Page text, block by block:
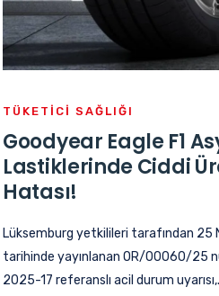
TÜKETICI SAĞLIĞI
Goodyear Eagle F1
Lastiklerinde Ciddi
Hatası!
Lüksemburg yetkilileri tarafından 25
tarihinde yayınlanan OR/00060/25
2025-17 referanslı acil durum